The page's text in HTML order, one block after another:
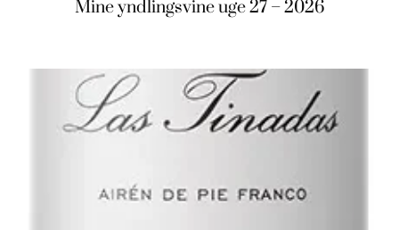
Mine yndlingsvine uge 27 – 2026